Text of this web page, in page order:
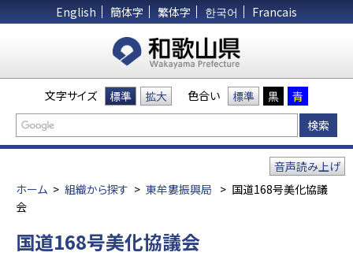
English 簡体字 繁体字 한국어 Francais
文字サイズ 標準 拡大 色合い 標準 黒 青
ホーム > 組織から探す > 東牟婁振興局 > 国道168号美化協議
会
音声読み上げ
国道168号美化協議会